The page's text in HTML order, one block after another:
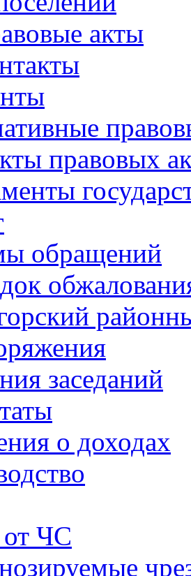
акты
правовых
обращений
заседаний
о доходах
ЧС